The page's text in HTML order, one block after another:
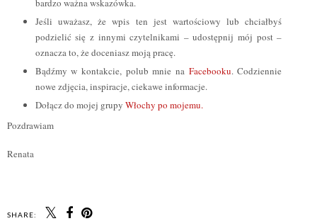
bardzo ważna wskazówka.
Jeśli uważasz, że wpis ten jest wartościowy lub chciałbyś
podzielić się z innymi czytelnikami – udostępnij mój post –
oznacza to, że doceniasz moją pracę.
Bądźmy w kontakcie, polub mnie na Facebooku. Codziennie
nowe zdjęcia, inspiracje, ciekawe informacje.
Dołącz do mojej grupy Włochy po mojemu.
Pozdrawiam
Renata
SHARE: